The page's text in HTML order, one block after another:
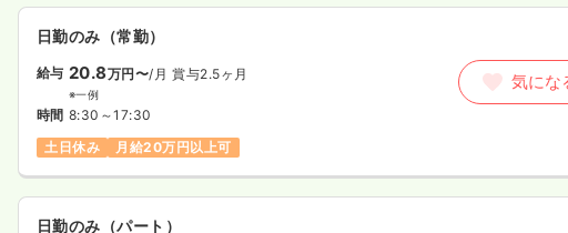
日勤のみ（常勤）
給与 20.8万円〜/月 賞与2.5ヶ月
※一例
時間 8:30～17:30
土日休み
月給20万円以上可
気にな
日勤のみ（パート）